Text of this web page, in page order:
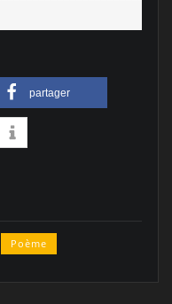
partager
Poème